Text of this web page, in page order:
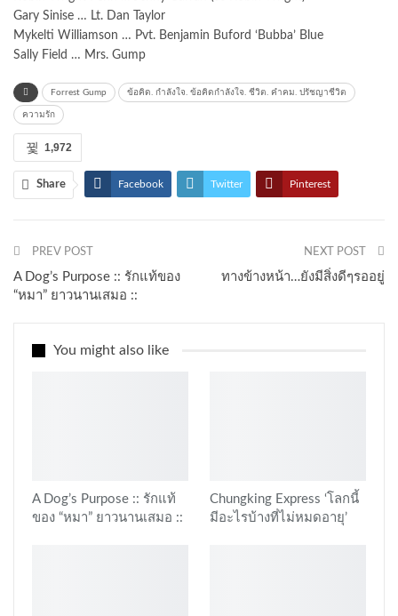
Gary Sinise … Lt. Dan Taylor
Mykelti Williamson … Pvt. Benjamin Buford ‘Bubba’ Blue
Sally Field … Mrs. Gump
Forrest Gump ข้อคิด. กำลังใจ. ข้อคิดกำลังใจ. ชีวิต. คำคม. ปรัชญาชีวิต
ความรัก
1,972
Share Facebook Twitter Pinterest
PREV POST
A Dog’s Purpose :: รักแท้ของ
“หมา” ยาวนานเสมอ ::
NEXT POST
ทางข้างหน้า…ยังมีสิ่งดีๆรออยู่
You might also like
A Dog’s Purpose :: รักแท้
ของ “หมา” ยาวนานเสมอ ::
Chungking Express ‘โลกนี้
มีอะไรบ้างที่ไม่หมดอายุ’